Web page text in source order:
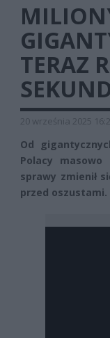
TERAZ
20 września 2025
Od
Polacy masowo
sprawy zmienił
przed oszustami.